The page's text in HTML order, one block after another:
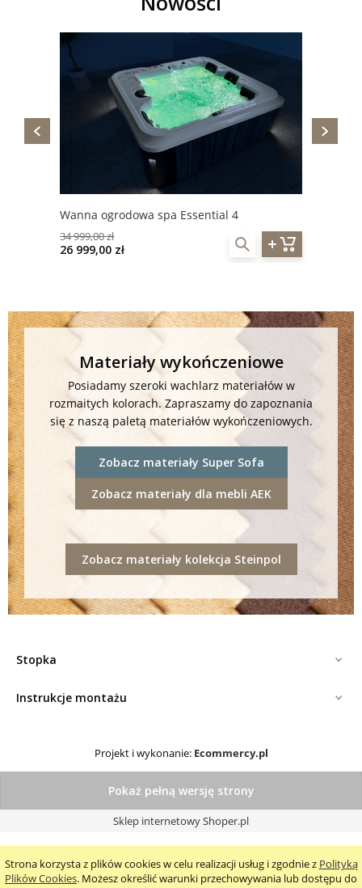
Strona korzysta z plików cookies w celu realizacji usług i zgodnie z Polityką
Plików Cookies. Możesz określić warunki przechowywania lub dostępu do
Wanna ogrodowa spa Essential 4
34 999,00 zł
26 999,00 zł
Materiały wykończeniowe
Posiadamy szeroki wachlarz materiałów w
rozmaitych kolorach. Zapraszamy do zapoznania
się z naszą paletą materiałów wykończeniowych.
Zobacz materiały Super Sofa
Zobacz materiały dla mebli AEK
Zobacz materiały kolekcja Steinpol
Stopka
Instrukcje montażu
Projekt i wykonanie: Ecommercy.pl
Pokaż pełną wersję strony
Sklep internetowy Shoper.pl